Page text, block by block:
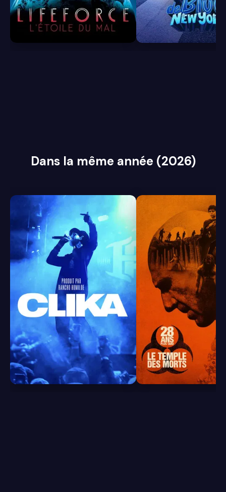
6.2 7.2
Dans la même année (2026)
7.9 7.1